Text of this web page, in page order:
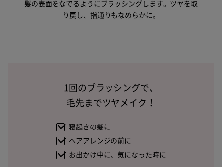
髪の表面をなでるようにブラッシングします。ツヤを取
り戻し、指通りもなめらかに。
1回のブラッシングで、
毛先までツヤメイク！
寝起きの髪に
ヘアアレンジの前に
お出かけ中に、気になった時に